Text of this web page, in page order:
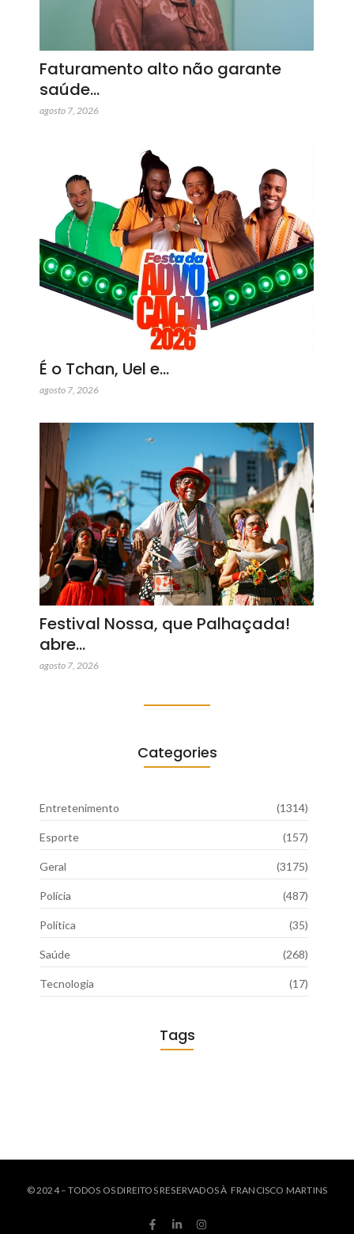
Faturamento alto não garante
saúde…
agosto 7, 2026
É o Tchan, Uel e…
agosto 7, 2026
Festival Nossa, que Palhaçada!
abre…
agosto 7, 2026
Categories
Entretenimento (1314)
Esporte (157)
Geral (3175)
Polícia (487)
Política (35)
Saúde (268)
Tecnologia (17)
Tags
© 2024 – TODOS OS DIREITOS RESERVADOS À FRANCISCO MARTINS